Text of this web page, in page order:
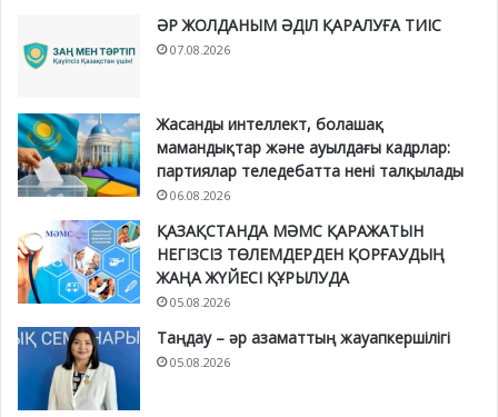
ӘР ЖОЛДАНЫМ ӘДІЛ ҚАРАЛУҒА ТИІС
07.08.2026
Жасанды интеллект, болашақ
мамандықтар және ауылдағы кадрлар:
партиялар теледебатта нені талқылады
06.08.2026
ҚАЗАҚСТАНДА МӘМС ҚАРАЖАТЫН
НЕГІЗСІЗ ТӨЛЕМДЕРДЕН ҚОРҒАУДЫҢ
ЖАҢА ЖҮЙЕСІ ҚҰРЫЛУДА
05.08.2026
Таңдау – әр азаматтың жауапкершілігі
05.08.2026